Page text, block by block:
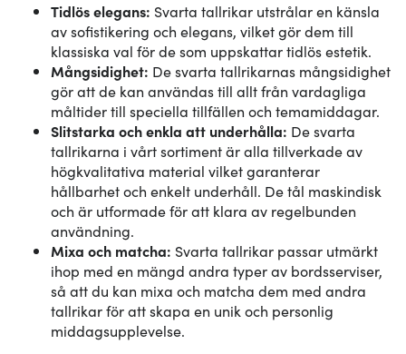
Tidlös elegans: Svarta tallrikar utstrålar en känsla
av sofistikering och elegans, vilket gör dem till
klassiska val för de som uppskattar tidlös estetik.
Mångsidighet: De svarta tallrikarnas mångsidighet
gör att de kan användas till allt från vardagliga
måltider till speciella tillfällen och temamiddagar.
Slitstarka och enkla att underhålla: De svarta
tallrikarna i vårt sortiment är alla tillverkade av
högkvalitativa material vilket garanterar
hållbarhet och enkelt underhåll. De tål maskindisk
och är utformade för att klara av regelbunden
användning.
Mixa och matcha: Svarta tallrikar passar utmärkt
ihop med en mängd andra typer av bordsserviser,
så att du kan mixa och matcha dem med andra
tallrikar för att skapa en unik och personlig
middagsupplevelse.